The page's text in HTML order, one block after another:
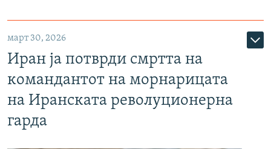
март 30, 2026
Иран ја потврди смртта на
командантот на морнарицата
на Иранската револуционерна
гарда